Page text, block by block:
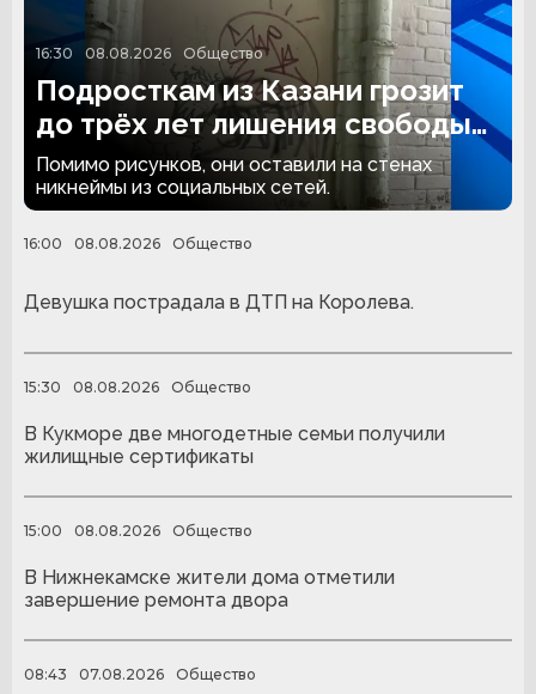
16:30 08.08.2026 Общество
Подросткам из Казани грозит
до трёх лет лишения свободы
за граффити
Помимо рисунков, они оставили на стенах
никнеймы из социальных сетей.
16:00 08.08.2026 Общество
Девушка пострадала в ДТП на Королева.
15:30 08.08.2026 Общество
В Кукморе две многодетные семьи получили
жилищные сертификаты
15:00 08.08.2026 Общество
В Нижнекамске жители дома отметили
завершение ремонта двора
08:43 07.08.2026 Общество